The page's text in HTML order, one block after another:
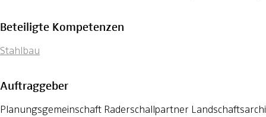
Beteiligte Kompetenzen
Stahlbau
Auftraggeber
Planungsgemeinschaft Raderschallpartner